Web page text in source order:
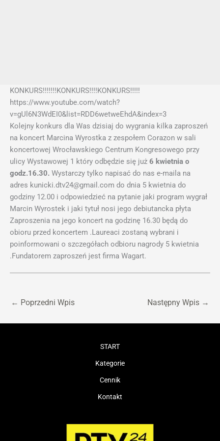
KONKURS!!!!!!!KONKURS!!!!KONKURS!!!!!
https://www.youtube.com/watch?
v=gUl6N3WdEI0&list=RDD6wetweEhdA&index=3
Kolejny konkurs dla Was dzisiaj do wygrania kilka zaproszeń
na koncert Marcina Wyrostka z zespołem Corazon w sali
koncertowej Wrocławskiego Centrum Kongresowego przy
ulicy Wystawowej 1 który odbędzie się już 6 kwietnia o
godz.16.30. Wystarczy tylko napisać do nas e-maila na
adres kunicki.dtv24@gmail.com do dnia 5 kwietnia do
godziny 12.00 i odpowiedzieć na pytanie jaki program wygrał
Marcin Wyrostek i jaki tytuł nosi jego debiutancka płyta
Zaproszenia na jego koncert na godzinę 16.30 będą do
obioru przed koncertem .Laureaci zostaną wybrani i
poinformowani o szczegółach odbioru nagrody 5 kwietnia
.Fundatorem zaproszeń jest firma Wagart.
← Poprzedni Wpis Następny Wpis →
START
Kategorie
Cennik
Kontakt